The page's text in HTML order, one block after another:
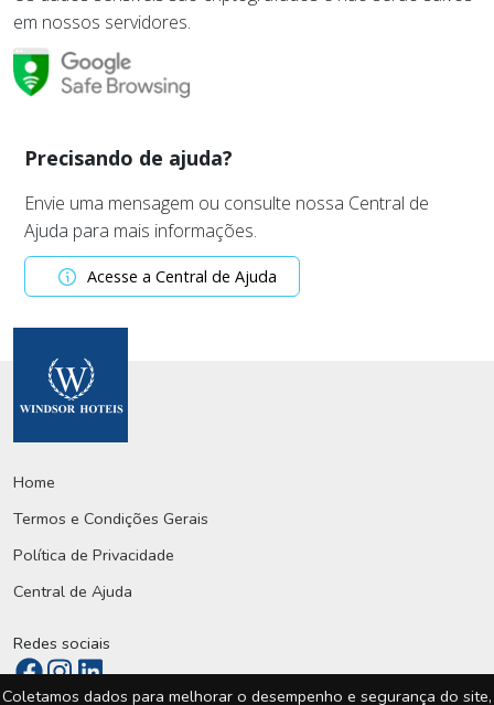
em nossos servidores.
Precisando de ajuda?
Envie uma mensagem ou consulte nossa Central de
Ajuda para mais informações.
Acesse a Central de Ajuda
Home
Termos e Condições Gerais
Política de Privacidade
Central de Ajuda
Redes sociais
Coletamos dados para melhorar o desempenho e segurança do site,